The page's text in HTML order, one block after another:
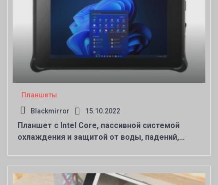
Планшеты
Blackmirror 15.10.2022
Планшет с Intel Core, пассивной системой
охлаждения и защитой от воды, падений,